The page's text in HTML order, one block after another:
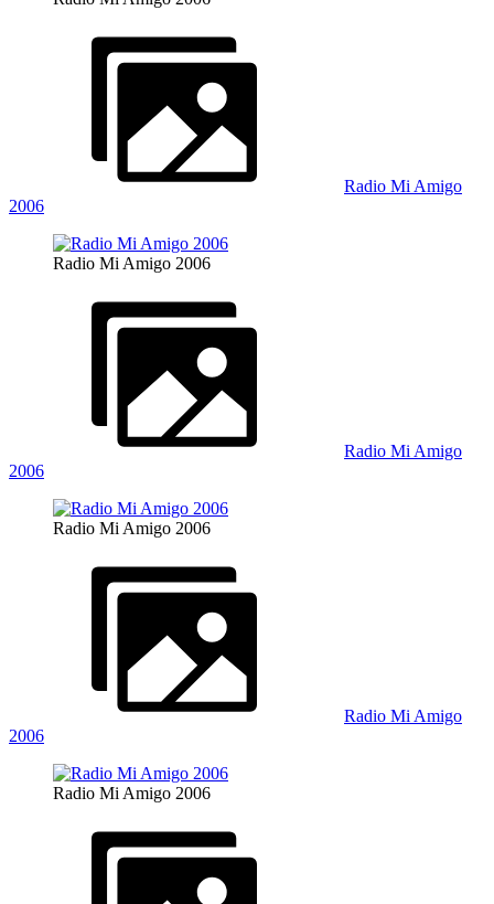
Radio Mi Amigo
2006
Radio Mi Amigo 2006
Radio Mi Amigo
2006
Radio Mi Amigo 2006
Radio Mi Amigo
2006
Radio Mi Amigo 2006